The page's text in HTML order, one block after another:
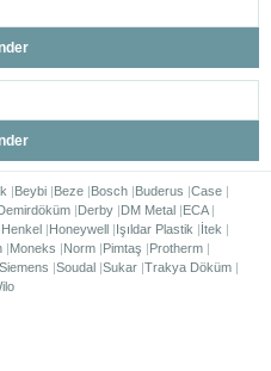
Beybi Beze Bosch Buderus Case
Derby DM Metal ECA
Henkel Honeywell Işıldar Plastik
İtek
Moneks Norm Pimtaş
Protherm
Siemens Soudal Sukar Trakya Döküm